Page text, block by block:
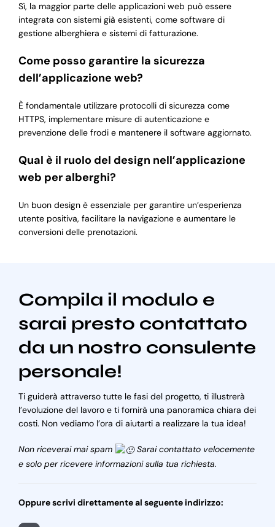
Sì, la maggior parte delle applicazioni web può essere
integrata con sistemi già esistenti, come software di
gestione alberghiera e sistemi di fatturazione.
Come posso garantire la sicurezza
dell’applicazione web?
È fondamentale utilizzare protocolli di sicurezza come
HTTPS, implementare misure di autenticazione e
prevenzione delle frodi e mantenere il software aggiornato.
Qual è il ruolo del design nell’applicazione
web per alberghi?
Un buon design è essenziale per garantire un’esperienza
utente positiva, facilitare la navigazione e aumentare le
conversioni delle prenotazioni.
Compila il modulo e
sarai presto contattato
da un nostro consulente
personale!
Ti guiderà attraverso tutte le fasi del progetto, ti illustrerà
l’evoluzione del lavoro e ti fornirà una panoramica chiara dei
costi. Non vediamo l’ora di aiutarti a realizzare la tua idea!
Non riceverai mai spam
Sarai contattato velocemente
e solo per ricevere informazioni sulla tua richiesta.
Oppure scrivi direttamente al seguente indirizzo: